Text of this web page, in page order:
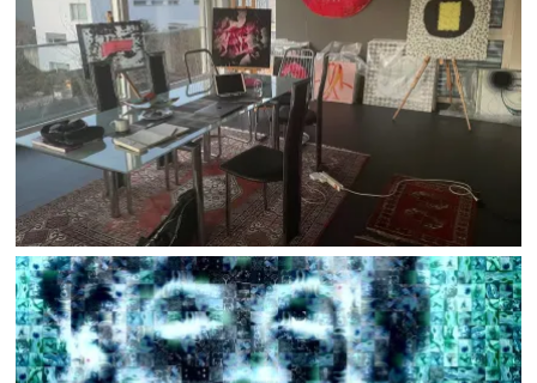
TAG DER OFFENE TÜR
Work